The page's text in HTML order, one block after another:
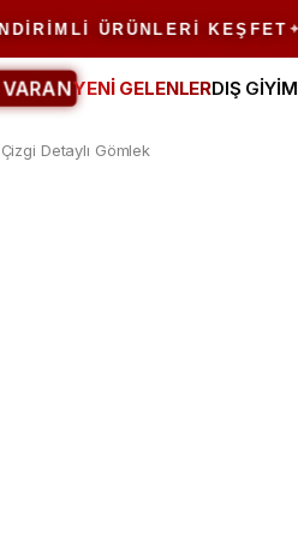
ÜRÜNLERI KEŞFET
VARAN YENİ GELENLERDIŞ GİYİM
Detaylı Gömlek